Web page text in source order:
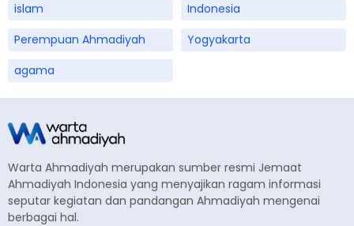
islam
Indonesia
Perempuan Ahmadiyah
Yogyakarta
agama
Warta Ahmadiyah merupakan sumber resmi Jemaat
Ahmadiyah Indonesia yang menyajikan ragam informasi
seputar kegiatan dan pandangan Ahmadiyah mengenai
berbagai hal.